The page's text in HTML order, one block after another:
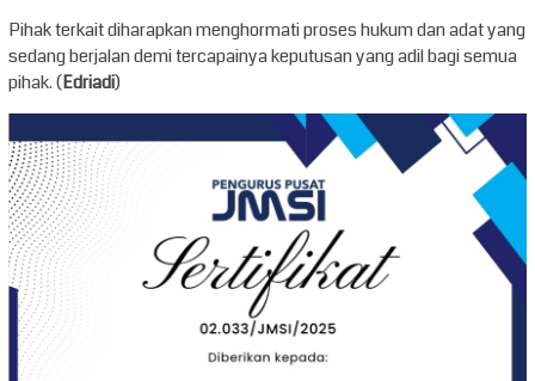
Pihak terkait diharapkan menghormati proses hukum dan adat yang
sedang berjalan demi tercapainya keputusan yang adil bagi semua
pihak. (Edriadi)